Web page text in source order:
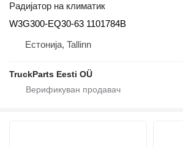
Радијатор на климатик
W3G300-EQ30-63 1101784B
Естонија, Tallinn
TruckParts Eesti OÜ